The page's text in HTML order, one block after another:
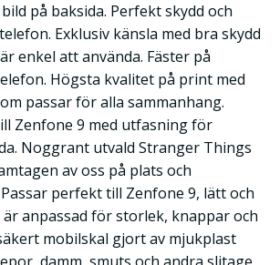
på baksida. Perfekt skydd och
Exklusiv känsla med bra skydd
enkel att använda. Fäster på
Högsta kvalitet på print med
passar för alla sammanhang.
Zenfone 9 med utfasning för
Noggrant utvald Stranger Things
av oss på plats och
perfekt till Zenfone 9, lätt och
anpassad för storlek, knappar och
mobilskal gjort av mjukplast